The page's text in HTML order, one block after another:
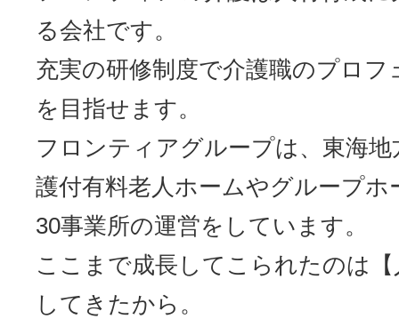
る会社です。
充実の研修制度で介護職のプロフ
を目指せます。
フロンティアグループは、東海
護付有料老人ホームやグループホ
30事業所の運営をしています。
ここまで成長してこられたのは
してきたから。